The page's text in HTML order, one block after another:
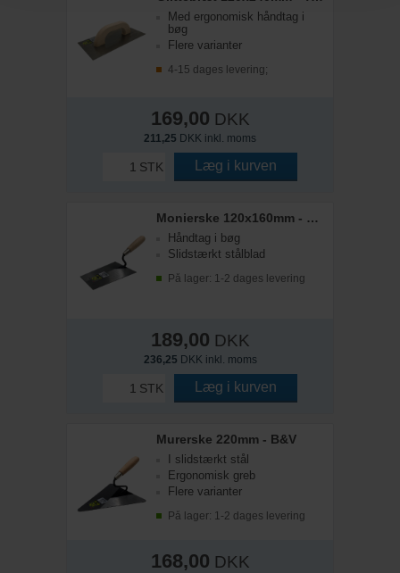
Med ergonomisk håndtag i
bøg
Flere varianter
4-15 dages levering;
169,00 DKK
211,25 DKK inkl. moms
STK Læg i kurven
Monierske 120x160mm - B&V
Håndtag i bøg
Slidstærkt stålblad
På lager: 1-2 dages levering
189,00 DKK
236,25 DKK inkl. moms
STK Læg i kurven
Murerske 220mm - B&V
I slidstærkt stål
Ergonomisk greb
Flere varianter
På lager: 1-2 dages levering
168,00 DKK